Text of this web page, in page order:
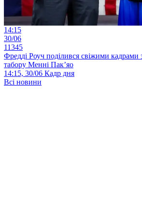
14:15
30/06
11345
Фредді Роуч поділився свіжими кадрами
табору Менні Пак’яо
14:15, 30/06 Кадр дня
Всі новини